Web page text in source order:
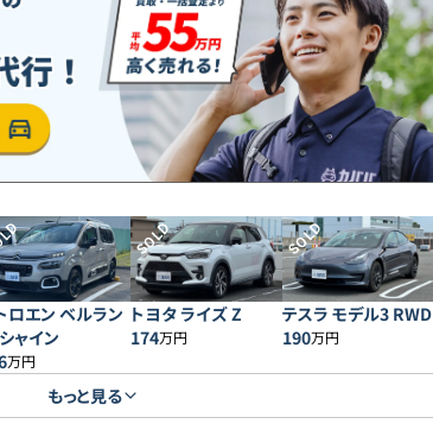
ロエン ベルラン
ャイン
万円
SOLD
トヨタ ライズ Z
174万円
SOLD
テスラ モデル3 RWD
190万円
もっと見る